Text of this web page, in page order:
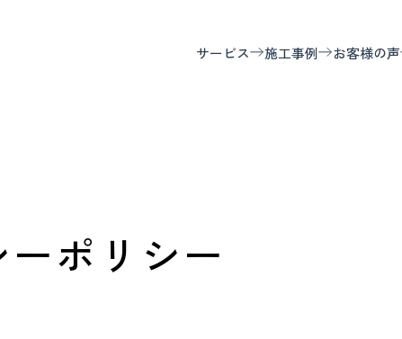
サービス 施工事例 お客様の声
ポリシー